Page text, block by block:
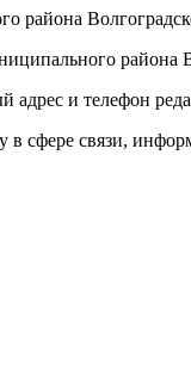
района
района
и телефон
в сфере связи,